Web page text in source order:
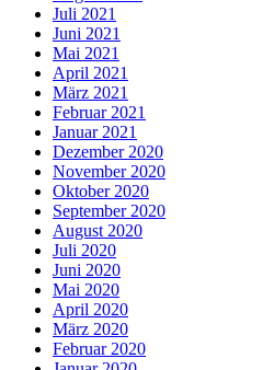
Juli 2021
Juni 2021
Mai 2021
April 2021
März 2021
Februar 2021
Januar 2021
Dezember 2020
November 2020
Oktober 2020
September 2020
August 2020
Juli 2020
Juni 2020
Mai 2020
April 2020
März 2020
Februar 2020